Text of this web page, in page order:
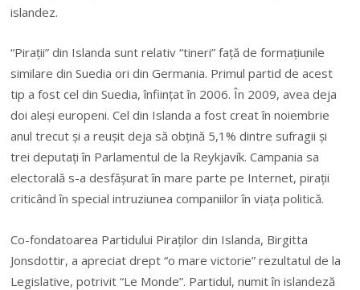
islandez.
“Piraţii” din Islanda sunt relativ “tineri” faţă de formaţiunile
similare din Suedia ori din Germania. Primul partid de acest
tip a fost cel din Suedia, înfiinţat în 2006. În 2009, avea deja
doi aleşi europeni. Cel din Islanda a fost creat în noiembrie
anul trecut şi a reuşit deja să obţină 5,1% dintre sufragii şi
trei deputaţi în Parlamentul de la Reykjavík. Campania sa
electorală s-a desfăşurat în mare parte pe Internet, piraţii
criticând în special intruziunea companiilor în viaţa politică.
Co-fondatoarea Partidului Piraţilor din Islanda, Birgitta
Jonsdottir, a apreciat drept “o mare victorie” rezultatul de la
Legislative, potrivit “Le Monde”. Partidul, numit în islandeză